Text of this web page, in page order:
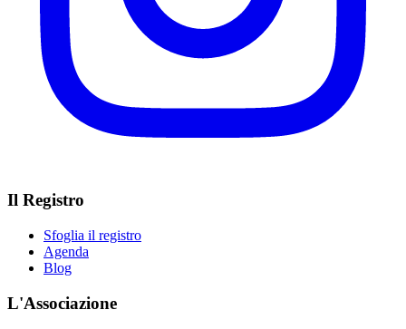
Il Registro
Sfoglia il registro
Agenda
Blog
L'Associazione